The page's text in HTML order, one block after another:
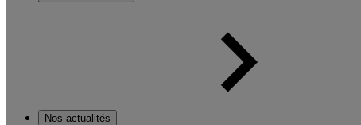
Nos actualités